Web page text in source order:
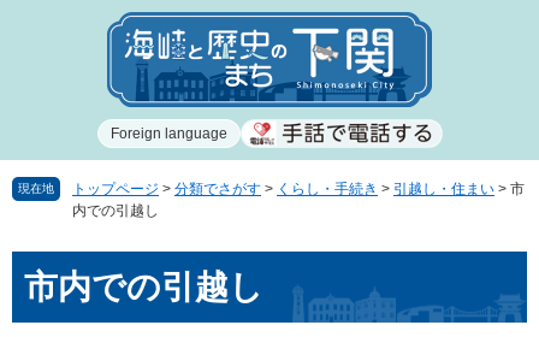
で
ば
Foreign language
現在地 トップページ > 分類でさがす > くらし・手続き > 引越し・住まい > 市
内での引越し
市内での引越し